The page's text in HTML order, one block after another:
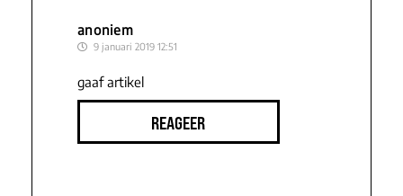
anoniem
9 januari 2019 12:51
gaaf artikel
REAGEER